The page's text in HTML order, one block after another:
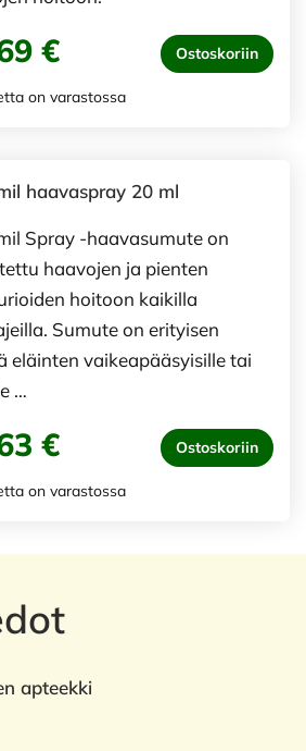
€ Ostoskoriin
on varastossa
haavaspray 20 ml
Spray -haavasumute on
haavojen ja pienten
hoitoon kaikilla
Sumute on erityisen
eläinten vaikeapääsyisille tai
…
€ Ostoskoriin
on varastossa
apteekki